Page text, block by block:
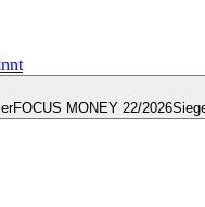
FOCUS MONEY 22/2026